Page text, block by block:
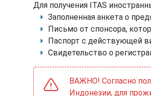
Для получения ITAS
Заполненная анкета о
Письмо от спонсора,
Паспорт с действующей
Свидетельство о
ВАЖНО! Согласно
Индонезии, для